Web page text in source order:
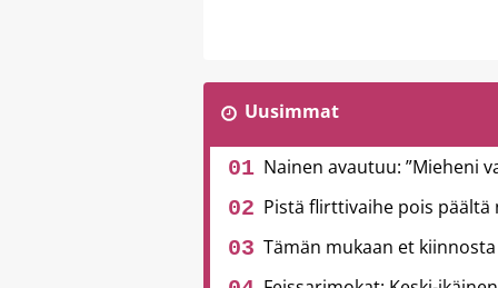
Uusimmat
Nainen avautuu: ”Mieheni
Pistä flirttivaihe pois päältä
Tämän mukaan et